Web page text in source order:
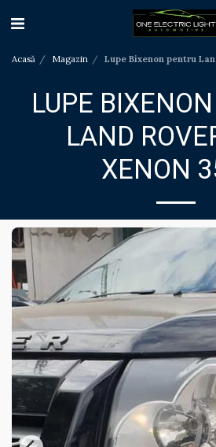
Acasă Magazin Lupe Bixenon pentru
LUPE
LAND
XENON